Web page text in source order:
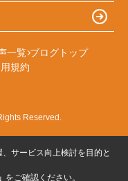
一覧 ブログトップ
規約
Reserved.
サービス向上検討を目的と
をご確認ください。